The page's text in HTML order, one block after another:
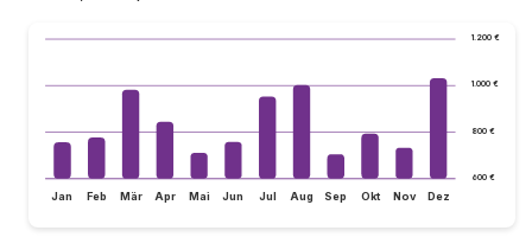
600 €
800 €
1.000 €
1.200 €
Jan Feb Mär Apr Mai Jun Jul Aug Sep Okt Nov Dez